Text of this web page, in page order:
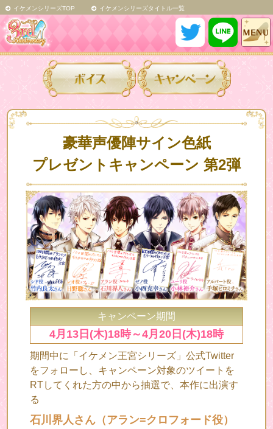
イケメンシリーズTOP イケメンシリーズタイトル一覧
豪華声優陣サイン色紙
プレゼントキャンペーン 第2弾
キャンペーン期間
4月13日(木)18時～4月20日(木)18時
期間中に「イケメン王宮シリーズ」公式Twitter
をフォローし、キャンペーン対象のツイートを
RTしてくれた方の中から抽選で、本作に出演す
る
石川界人さん（アラン=クロフォード役）